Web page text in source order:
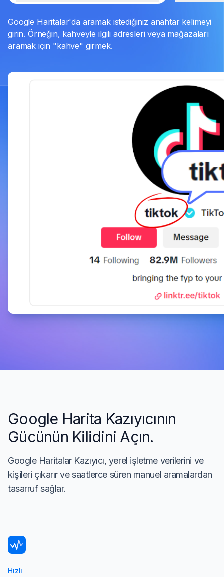
Google Haritalar'da aramak istediğiniz anahtar kelimeyi
girin. Örneğin, kahveyle ilgili adresleri veya mağazaları
aramak için "kahve" girmek.
Google Harita Kazıyıcının
Gücünün Kilidini Açın.
Google Haritalar Kazıyıcı, yerel işletme verilerini ve
kişileri çıkarır ve saatlerce süren manuel aramalardan
tasarruf sağlar.
Hızlı